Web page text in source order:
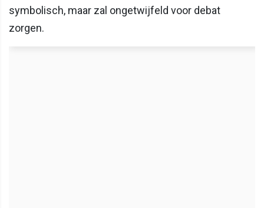
symbolisch, maar zal ongetwijfeld voor debat
zorgen.